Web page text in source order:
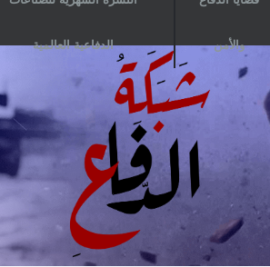
والأمن الدفاعية العالمية